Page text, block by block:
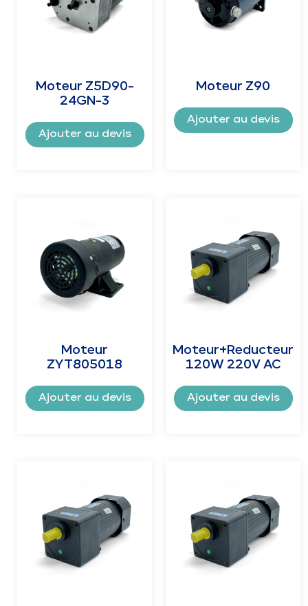
Moteur Z5D90-
24GN-3
Ajouter au devis
Moteur Z90
Ajouter au devis
Moteur
ZYT805018
Ajouter au devis
Moteur+Reducteur
120W 220V AC
Ajouter au devis